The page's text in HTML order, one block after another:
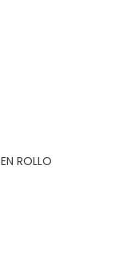
ROLLO